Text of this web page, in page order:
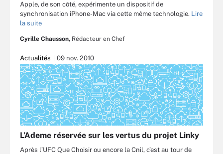
Apple, de son côté, expérimente un dispositif de
synchronisation iPhone-Mac via cette même technologie. Lire
la suite
Cyrille Chausson, Rédacteur en Chef
Actualités 09 nov. 2010
L’Ademe réservée sur les vertus du projet Linky
Après l’UFC Que Choisir ou encore la Cnil, c’est au tour de